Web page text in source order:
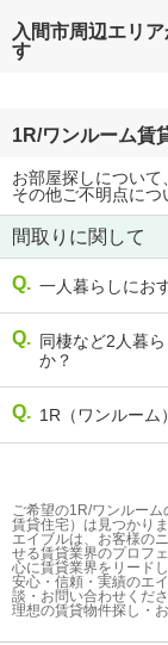
入間市周辺エリ
す
1R/ワンルーム賃
お部屋探しについて
その他ご不明点につ
間取りに関して
一人暮らしにお
同棲など2人暮
か？
1R（ワンルーム
ご希望の1R/ワンルー
賃貸住宅）は見つかり
エイブルは、お客様の
せる賃貸業界のプロフ
心に賃貸業界をリード
安心・信頼・実績のエ
談・お問い合わせくださ
理想の賃貸物件探し・